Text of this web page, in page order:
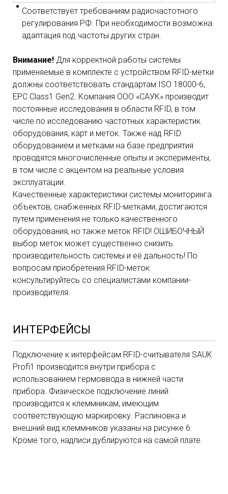
Соответствует требованиям радиочастотного
регулирования РФ. При необходимости возможна
адаптация под частоты других стран.
Внимание! Для корректной работы системы
применяемые в комплекте с устройством RFID-метки
должны соответствовать стандартам ISO 18000-6,
EPC Class1 Gen2. Компания ООО «САУК» производит
постоянные исследования в области RFID, в том
числе по исследованию частотных характеристик
оборудования, карт и меток. Также над RFID
оборудованием и метками на базе предприятия
проводятся многочисленные опыты и эксперименты,
в том числе с акцентом на реальные условия
эксплуатации.
Качественные характеристики системы мониторинга
объектов, снабженных RFID-метками, достигаются
путем применения не только качественного
оборудования, но также меток RFID! ОШИБОЧНЫЙ
выбор меток может существенно снизить
производительность системы и её дальность! По
вопросам приобретения RFID-меток
консультируйтесь со специалистами компании-
производителя.
ИНТЕРФЕЙСЫ
Подключение к интерфейсам RFID-считывателя SAUK
Profi1 производится внутри прибора с
использованием гермоввода в нижней части
прибора. Физическое подключение линий
производится к клеммникам, имеющим
соответствующую маркировку. Распиновка и
внешний вид клеммников указаны на рисунке 6.
Кроме того, надписи дублируются на самой плате.